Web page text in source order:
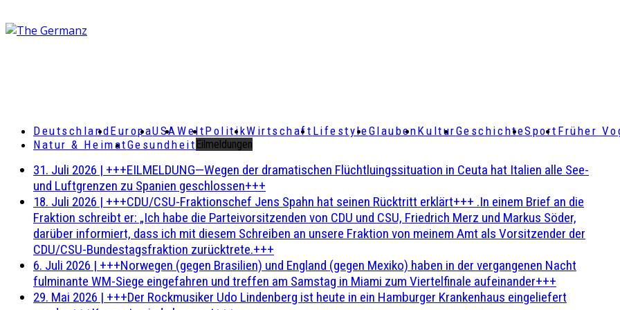
DeutschlandEuropaUSAWeltPolitikWirtschaft LifestyleGlaubenKulturGeschichteSport Früher
Natur & HeimatGesundheit Eilmeldungen
31. Juli 2026 | +++EILMELDUNG—Wegen der dramatischen Flüchtluingssituation in Ceuta hat Italien alle See-
und Luftgrenzen zu Spanien geschlossen+++
18. Juli 2026 | +++CDU/CSU-Fraktionschef Jens Spahn hat seinen Rücktritt erklärt+++ .In einem Brief an die
Fraktion schreibt er: „Ich habe die Parteivorsitzenden von CDU und CSU, Friedrich Merz und Markus Söder,
darüber informiert, dass ich mit diesem Schreiben an unsere Fraktion von meinem Amt als Vorsitzender der
CDU/CSU-Bundestagsfraktion zurücktrete.+++
6. Juli 2026 | +++Norwegen (gegen Brasilien) und England (gegen Mexiko) haben in der vergangenen Nacht
fulminante WM-Siege eingefahren und treffen am Samstag in Miami zum Viertelfinale aufeinander+++
29. Mai 2026 | +++Der Rockmusiker Udo Lindenberg ist heute in ein Hamburger Krankenhaus eingeliefert